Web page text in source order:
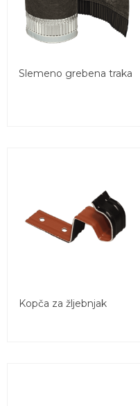
Slemeno grebena traka
Kopča za žljebnjak